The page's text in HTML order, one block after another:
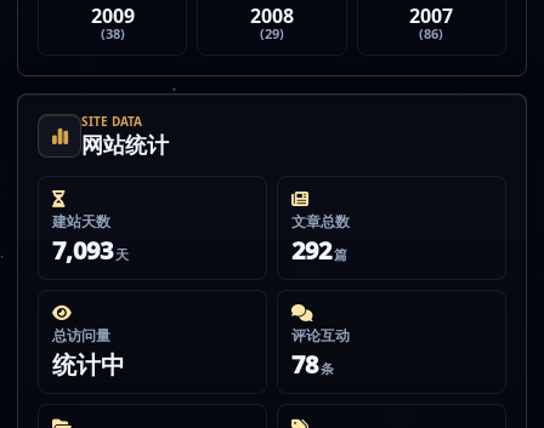
2009
(38)
2008
(29)
2007
(86)
SITE DATA
网站统计
建站天数
7,093 天
文章总数
292篇
总访问量
统计中
评论互动
78条